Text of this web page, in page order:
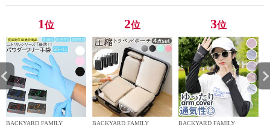
1位
BACKYARD FAMILY
2位
BACKYARD FAMILY
3位
BACKYARD FAMILY